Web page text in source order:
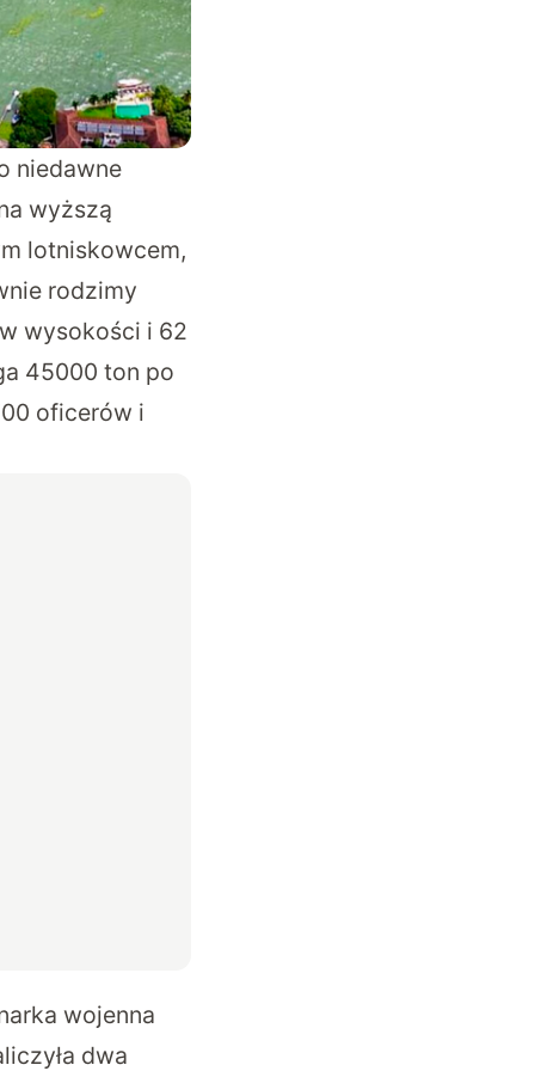
niedawne
wyższą
lotniskowcem,
rodzimy
wysokości i 62
45000 ton po
oficerów i
wojenna
dwa